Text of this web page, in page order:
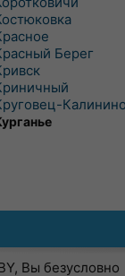
Берег
Калинино
Вы безусловно